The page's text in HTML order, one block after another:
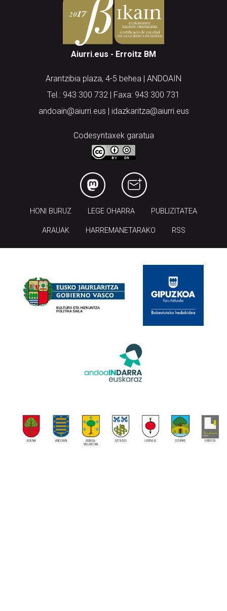
Aiurri.eus - Erroitz BM
Arantzibia plaza, 4-5 behea | ANDOAIN
Tel.: 943 300 732 | Faxa: 943 300 731
andoain@aiurri.eus | idazkaritza@aiurri.eus
Codesyntaxek garatua
HONI BURUZ LEGE OHARRA PUBLIZITATEA
ARAUAK HARREMANETARAKO RSS